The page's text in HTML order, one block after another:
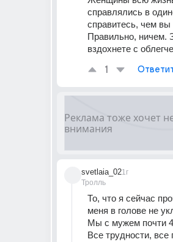
справлялись в
справитесь, чем
Правильно, ничем.
1
svetlaia_02
Тролль
1г
То, что я сейчас
меня в голове не
Мы с мужем почти
Все трудности,